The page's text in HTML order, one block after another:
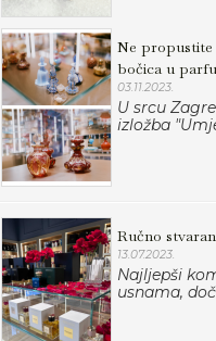
Ne
bočica u
03.11.2023.
U srcu
izložba
Ručno
13.07.2023.
Najljepši
usnama,